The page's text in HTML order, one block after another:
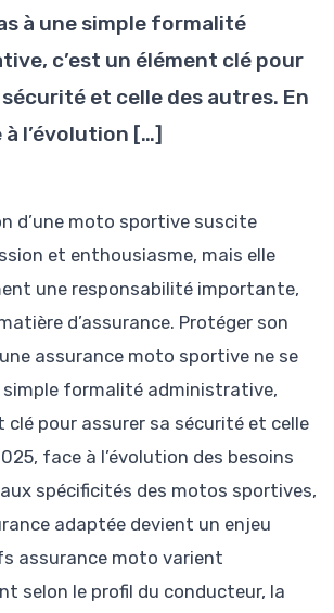
à une simple formalité
c’est un élément clé pour
et celle des autres. En
l’évolution […]
d’une moto sportive suscite
et enthousiasme, mais elle
une responsabilité importante,
d’assurance. Protéger son
assurance moto sportive ne se
simple formalité administrative,
clé pour assurer sa sécurité et celle
face à l’évolution des besoins
spécificités des motos sportives,
adaptée devient un enjeu
assurance moto varient
selon le profil du conducteur, la